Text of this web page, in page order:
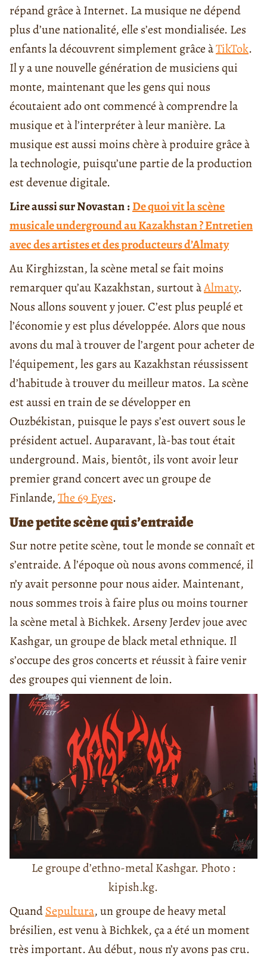
répand grâce à Internet. La musique ne dépend
plus d’une nationalité, elle s’est mondialisée. Les
enfants la découvrent simplement grâce àTikTok.
Il y a une nouvelle génération de musiciens qui
monte, maintenant que les gens qui nous
écoutaient ado ont commencé à comprendre la
musique et à l’interpréter à leur manière. La
musique est aussi moins chère à produire grâce à
la technologie, puisqu’une partie de la production
est devenue digitale.
Lire aussi sur Novastan:De quoi vit la scène
musicale underground au Kazakhstan ? Entretien
avec des artistes et des producteurs d’Almaty
Au Kirghizstan, la scène metal se fait moins
remarquer qu’au Kazakhstan, surtout àAlmaty.
Nous allons souvent y jouer. C’est plus peuplé et
l’économie y est plus développée. Alors que nous
avons du mal à trouver de l’argent pour acheter de
l’équipement, les gars au Kazakhstan réussissent
d’habitude à trouver du meilleur matos. La scène
est aussi en train de se développer en
Ouzbékistan, puisque le pays s’est ouvert sous le
président actuel. Auparavant, là-bas tout était
underground. Mais, bientôt, ils vont avoir leur
premier grand concert avec un groupe de
Finlande,The 69 Eyes.
Une petite scène qui s’entraide
Sur notre petite scène, tout le monde se connaît et
s’entraide. A l’époque où nous avons commencé, il
n’y avait personne pour nous aider. Maintenant,
nous sommes trois à faire plus ou moins tourner
la scène metal à Bichkek. Arseny Jerdev joue avec
Kashgar, un groupe de black metal ethnique. Il
s’occupe des gros concerts et réussit à faire venir
des groupes qui viennent de loin.
Le groupe d’ethno-metal Kashgar. Photo :
kipish.kg.
QuandSepultura, un groupe de heavy metal
brésilien, est venu à Bichkek, ça a été un moment
très important. Au début, nous n’y avons pas cru.